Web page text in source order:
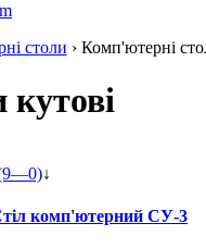
столи › Комп'ютерні
кутовi
↓
комп'ютерний СУ-3